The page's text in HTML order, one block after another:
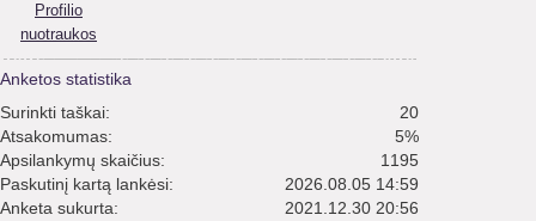
Profilio
nuotraukos
Anketos statistika
Surinkti taškai:
20
Atsakomumas:
5%
Apsilankymų skaičius:
1195
Paskutinį kartą lankėsi:
2026.08.05 14:59
Anketa sukurta:
2021.12.30 20:56